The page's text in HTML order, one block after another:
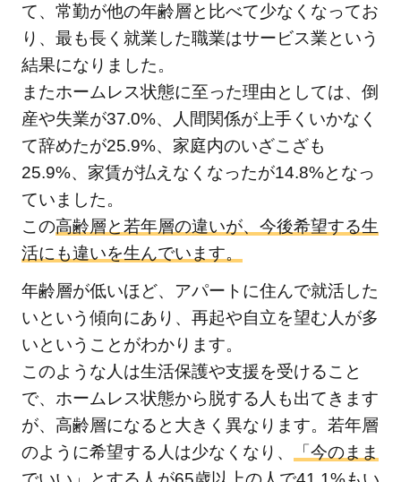
て、常勤が他の年齢層と比べて少なくなってお
り、最も長く就業した職業はサービス業という
結果になりました。
またホームレス状態に至った理由としては、倒
産や失業が37.0%、人間関係が上手くいかなく
て辞めたが25.9%、家庭内のいざこざも
25.9%、家賃が払えなくなったが14.8%となっ
ていました。
この高齢層と若年層の違いが、今後希望する生
活にも違いを生んでいます。
年齢層が低いほど、アパートに住んで就活した
いという傾向にあり、再起や自立を望む人が多
いということがわかります。
このような人は生活保護や支援を受けること
で、ホームレス状態から脱する人も出てきます
が、高齢層になると大きく異なります。若年層
のように希望する人は少なくなり、
「今のまま